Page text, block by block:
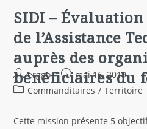
SIDI –
de l’Assistance
auprès des
bénéficiaires du
erggo
mai 16, 2019
Commanditaires / Territoire
Cette mission présente 5